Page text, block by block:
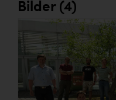
Bilder (4)